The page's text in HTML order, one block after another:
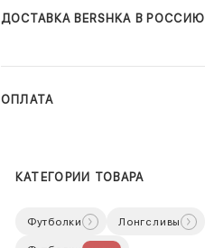
ДОСТАВКА BERSHKA В РОССИЮ
ОПЛАТА
КАТЕГОРИИ ТОВАРА
Футболки Лонгсливы